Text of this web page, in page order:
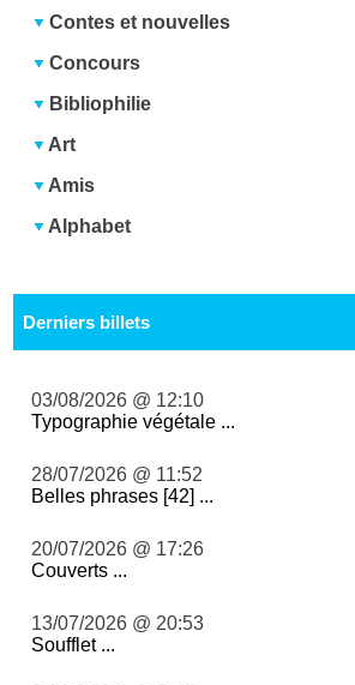
Contes et nouvelles
Concours
Bibliophilie
Art
Amis
Alphabet
Derniers billets
03/08/2026 @ 12:10
Typographie végétale ...
28/07/2026 @ 11:52
Belles phrases [42] ...
20/07/2026 @ 17:26
Couverts ...
13/07/2026 @ 20:53
Soufflet ...